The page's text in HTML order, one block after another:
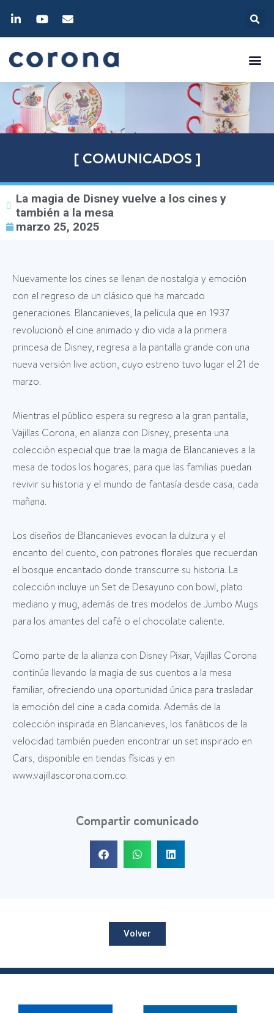
[ COMUNICADOS ]
La magia de Disney vuelve a los cines y
también a la mesa
marzo 25, 2025
Nuevamente los cines se llenan de nostalgia y emoción
con el regreso de un clásico que ha marcado
generaciones. Blancanieves, la película que en 1937
revolucionó el cine animado y dio vida a la primera
princesa de Disney, regresa a la pantalla grande con una
nueva versión live action, cuyo estreno tuvo lugar el 21 de
marzo.
Mientras el público espera su regreso a la gran pantalla,
Vajillas Corona, en alianza con Disney, presenta una
colección especial que trae la magia de Blancanieves a la
mesa de todos los hogares, para que las familias puedan
revivir su historia y el mundo de fantasía desde casa, cada
mañana.
Los diseños de Blancanieves evocan la dulzura y el
encanto del cuento, con patrones florales que recuerdan
el bosque encantado donde transcurre su historia. La
colección incluye un Set de Desayuno con bowl, plato
mediano y mug, además de tres modelos de Jumbo Mugs
para los amantes del café o el chocolate caliente.
Como parte de la alianza con Disney Pixar, Vajillas Corona
continúa llevando la magia de sus cuentos a la mesa
familiar, ofreciendo una oportunidad única para trasladar
la emoción del cine a cada comida. Además de la
colección inspirada en Blancanieves, los fanáticos de la
velocidad también pueden encontrar un set inspirado en
Cars, disponible en tiendas físicas y en
www.vajillascorona.com.co.
Compartir comunicado
Volver